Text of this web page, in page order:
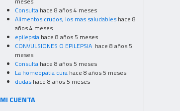
Consulta hace 8 años 4 meses
Alimentos crudos, los mas saludables hace 8
años 4 meses
epilepsia hace 8 años 5 meses
CONVULSIONES O EPILEPSIA hace 8 años 5
meses
Consulta hace 8 años 5 meses
La homeopatia cura hace 8 años 5 meses
dudas hace 8 años 5 meses
MI CUENTA